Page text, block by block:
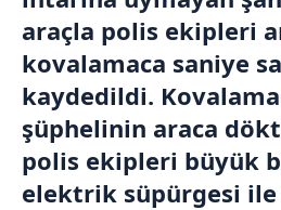
araçla polis ekipleri
kovalamaca saniye
kaydedildi.
şüphelinin araca
polis ekipleri büyük
elektrik süpürgesi ile